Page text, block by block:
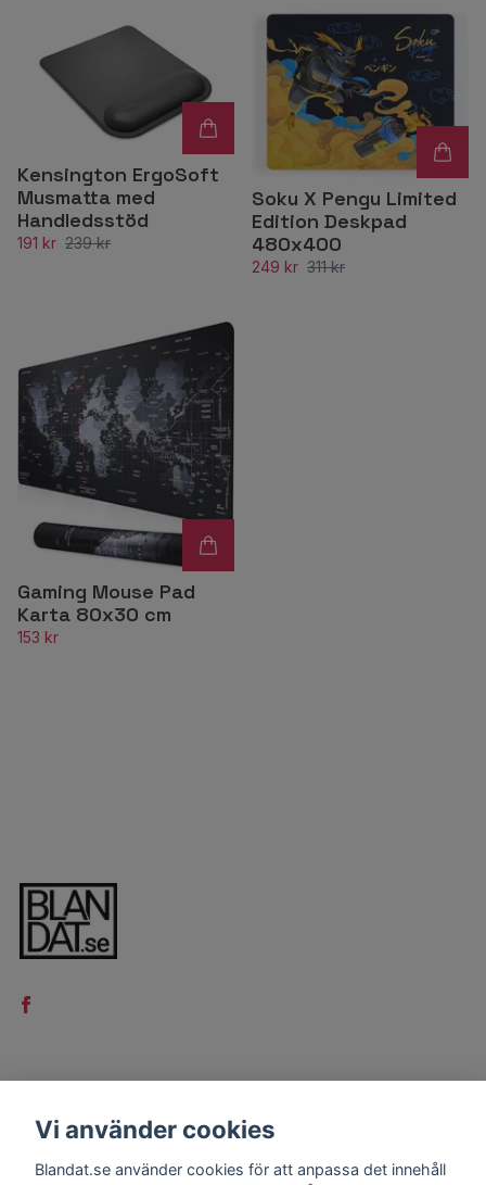
Kensington ErgoSoft
Musmatta med
Handledsstöd
191 kr 239 kr
Soku X Pengu Limited
Edition Deskpad
480x400
249 kr 311 kr
Gaming Mouse Pad
Karta 80x30 cm
153 kr
Kontakt
Köpvillkor
Vi använder cookies
Blandat.se använder cookies för att anpassa det innehåll